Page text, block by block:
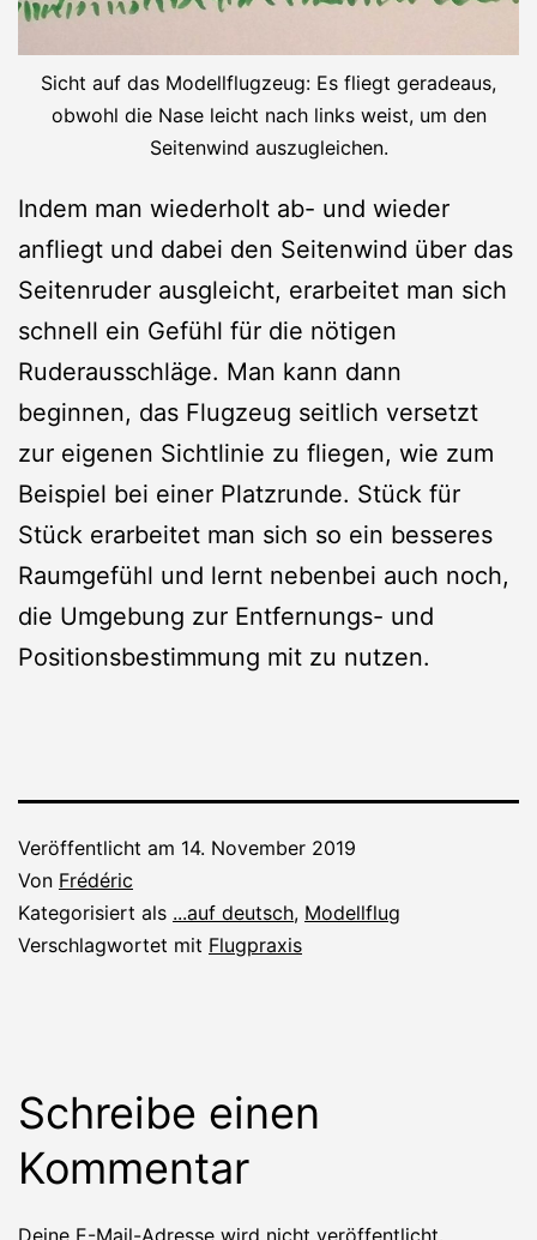
Sicht auf das Modellflugzeug: Es fliegt geradeaus,
obwohl die Nase leicht nach links weist, um den
Seitenwind auszugleichen.
Indem man wiederholt ab- und wieder
anfliegt und dabei den Seitenwind über das
Seitenruder ausgleicht, erarbeitet man sich
schnell ein Gefühl für die nötigen
Ruderausschläge. Man kann dann
beginnen, das Flugzeug seitlich versetzt
zur eigenen Sichtlinie zu fliegen, wie zum
Beispiel bei einer Platzrunde. Stück für
Stück erarbeitet man sich so ein besseres
Raumgefühl und lernt nebenbei auch noch,
die Umgebung zur Entfernungs- und
Positionsbestimmung mit zu nutzen.
Veröffentlicht am 14. November 2019
Von Frédéric
Kategorisiert als ...auf deutsch, Modellflug
Verschlagwortet mit Flugpraxis
Schreibe einen
Kommentar
Deine E-Mail-Adresse wird nicht veröffentlicht.